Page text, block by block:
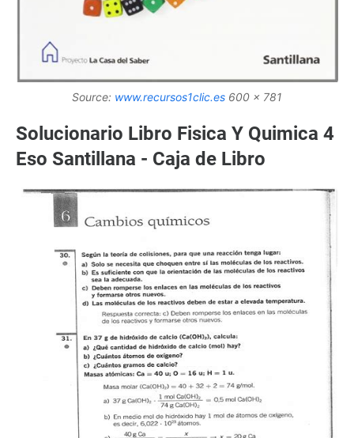
Source: www.recursos1clic.es 600 x 781
Solucionario Libro Fisica Y Quimica 4
Eso Santillana - Caja de Libro